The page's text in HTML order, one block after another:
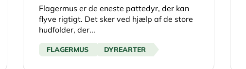
Flagermus er de eneste pattedyr, der kan
flyve rigtigt. Det sker ved hjælp af de store
hudfolder, der...
FLAGERMUS DYREARTER